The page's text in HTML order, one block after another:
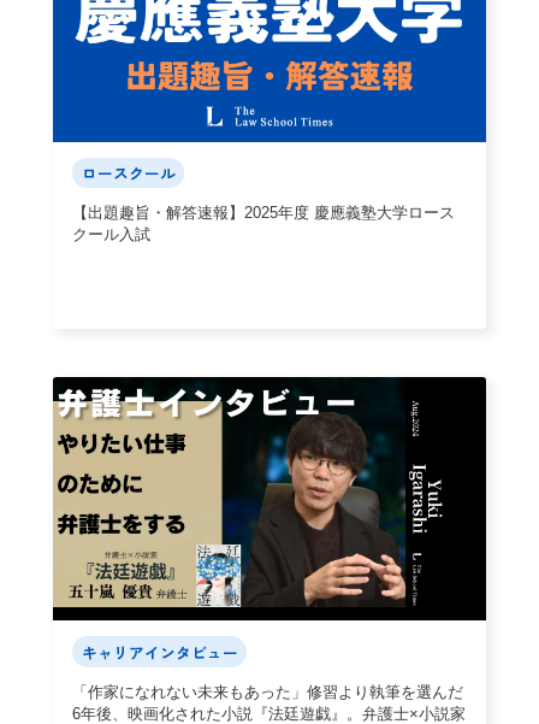
ロースクール
【出題趣旨・解答速報】2025年度 慶應義塾大学ロース
クール入試
キャリアインタビュー
「作家になれない未来もあった」修習より執筆を選んだ
6年後、映画化された小説『法廷遊戯』。弁護士×小説家